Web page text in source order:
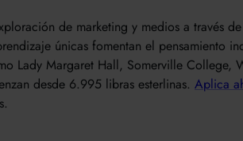
de marketing y medios a través
únicas fomentan el pensamiento
Lady Margaret Hall, Somerville College,
desde 6.995 libras esterlinas. Aplica